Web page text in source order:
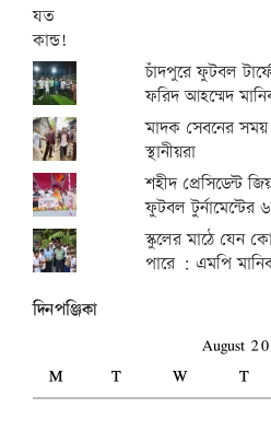
চাঁদপুরে ফুটবল
ফরিদ আহম্মেদ
মাদক সেবনের
স্থানীয়রা
শহীদ প্রেসিডেন্ট
ফুটবল টুর্নামেন্টের
স্কুলের মাঠে যেন
পারে : এমপি
দিনপঞ্জিকা
August
M
T W T